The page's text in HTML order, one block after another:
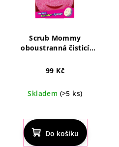
Scrub Mommy
oboustranná čisticí
99 Kč
Skladem (>5 ks)
hodnocení
produktu
je
Do košíku